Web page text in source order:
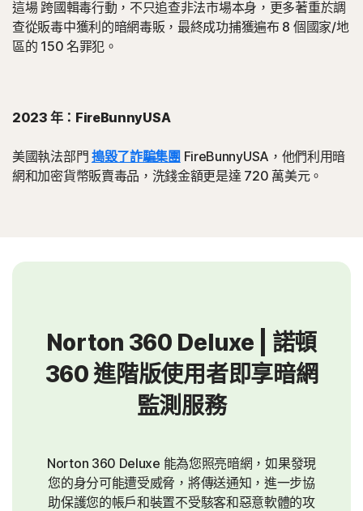
這場 跨國輯毒行動，不只追查非法市場本身，更多著重於調
查從販毒中獲利的暗網毒販，最終成功捕獲遍布 8 個國家/地
區的 150 名罪犯。
2023 年：FireBunnyUSA
美國執法部門 搗毀了詐騙集團 FireBunnyUSA，他們利用暗
網和加密貨幣販賣毒品，洗錢金額更是達 720 萬美元。
Norton 360 Deluxe | 諾頓
360 進階版使用者即享暗網
監測服務
Norton 360 Deluxe 能為您照亮暗網，如果發現
您的身分可能遭受威脅，將傳送通知，進一步協
助保護您的帳戶和裝置不受駭客和惡意軟體的攻